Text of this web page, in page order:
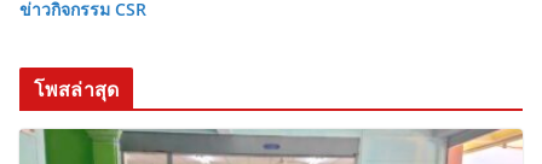
ข่าวกิจกรรม CSR
โพสล่าสุด